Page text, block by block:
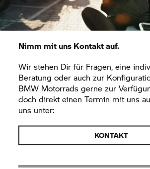
Nimm mit uns Kontakt auf.
Wir stehen Dir für Fragen, eine
Beratung oder auch zur
BMW Motorrads gerne zur
doch direkt einen Termin mit uns
uns unter:
KONTAKT